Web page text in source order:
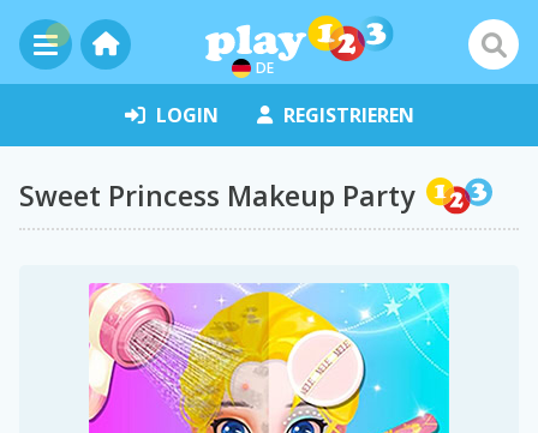
DE
LOGIN REGISTRIEREN
Sweet Princess Makeup Party